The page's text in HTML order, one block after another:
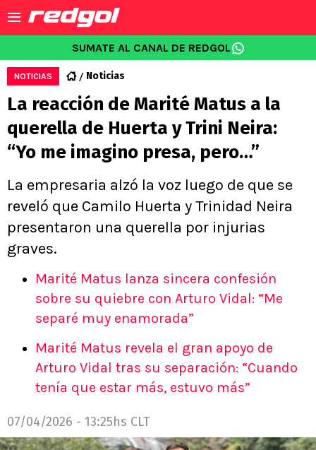
SUMATE AL CANAL DE REDGOL
NOTICIAS Noticias
La reacción de Marité Matus a la
querella de Huerta y Trini Neira:
“Yo me imagino presa, pero…”
La empresaria alzó la voz luego de que se
reveló que Camilo Huerta y Trinidad Neira
presentaron una querella por injurias
graves.
Marité Matus lanza sincera confesión
sobre su quiebre con Arturo Vidal: “Me
separé muy enamorada”
Marité Matus revela el gran apoyo de
Arturo Vidal tras su separación: “Cuando
tenía que estar más, estuvo más”
07/04/2026 - 13:25hs CLT